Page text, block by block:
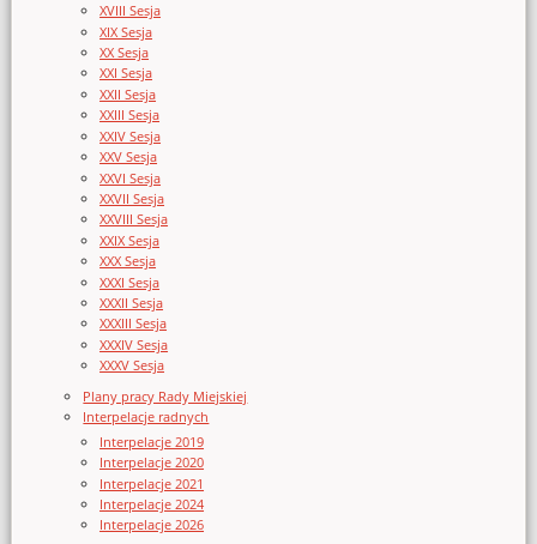
XVIII Sesja
XIX Sesja
XX Sesja
XXI Sesja
XXII Sesja
XXIII Sesja
XXIV Sesja
XXV Sesja
XXVI Sesja
XXVII Sesja
XXVIII Sesja
XXIX Sesja
XXX Sesja
XXXI Sesja
XXXII Sesja
XXXIII Sesja
XXXIV Sesja
XXXV Sesja
Plany pracy Rady Miejskiej
Interpelacje radnych
Interpelacje 2019
Interpelacje 2020
Interpelacje 2021
Interpelacje 2024
Interpelacje 2026